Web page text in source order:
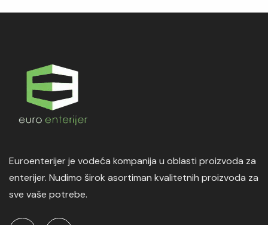
Euroenterijer je vodeća kompanija u oblasti proizvoda za
enterijer. Nudimo širok asortiman kvalitetnih proizvoda za
sve vaše potrebe.